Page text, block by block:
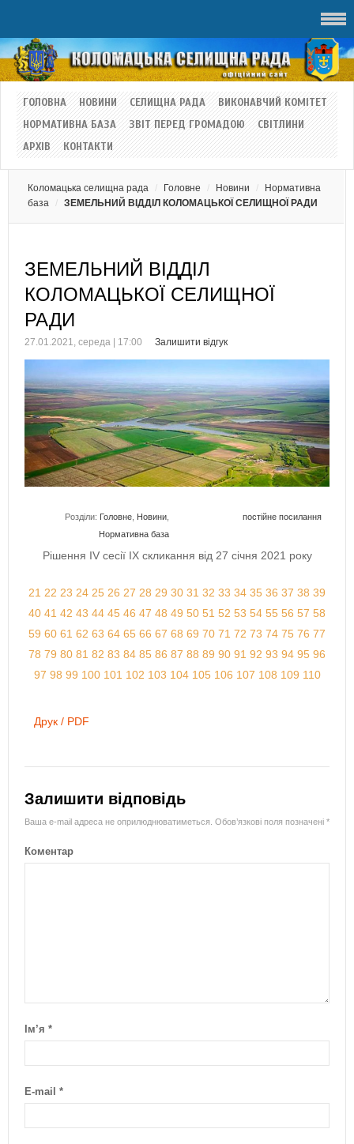
ГОЛОВНА НОВИНИ СЕЛИЩНА РАДА
ВИКОНАВЧИЙ КОМІТЕТ
НОРМАТИВНА БАЗА
ЗВІТ ПЕРЕД ГРОМАДОЮ
СВІТЛИНИ
АРХІВ
КОНТАКТИ
Коломацька селищна рада Головне Новини
Нормативна
база
ЗЕМЕЛЬНИЙ ВІДДІЛ КОЛОМАЦЬКОЇ СЕЛИЩНОЇ РАДИ
ЗЕМЕЛЬНИЙ ВІДДІЛ
КОЛОМАЦЬКОЇ СЕЛИЩНОЇ
РАДИ
27.01.2021, середа | 17:00 Залишити відгук
Розділи: Головне Новини
Нормативна база
постійне посилання
Рішення IV сесії IX скликання від 27 січня 2021 року
21 22 23 24 25 26 27 28 29 30 31 32 33 34 35 36 37 38 39
40 41 42 43 44 45 46 47 48 49 50 51 52 53 54 55 56 57 58
59 60 61 62 63 64 65 66 67 68 69 70 71 72 73 74 75 76 77
78 79 80 81 82 83 84 85 86 87 88 89 90 91 92 93 94 95 96
97 98 99 100 101 102 103 104 105 106 107 108 109 110
Друк / PDF
Залишити відповідь
Ваша e-mail адреса не оприлюднюватиметься. Обов’язкові поля позначені *
Коментар
Ім’я *
E-mail *